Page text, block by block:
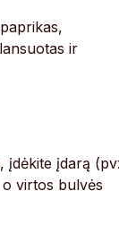
ir
įdėkite įdarą
virtos bulvės